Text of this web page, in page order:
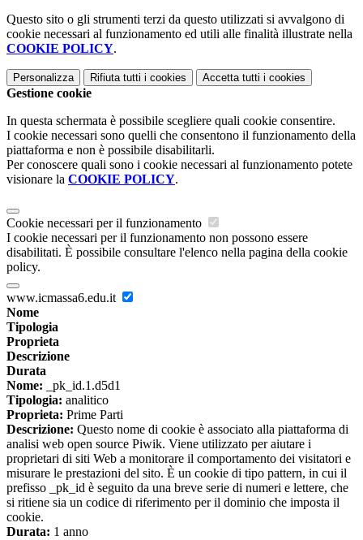
Questo sito o gli strumenti terzi da questo utilizzati si avvalgono di
cookie necessari al funzionamento ed utili alle finalità illustrate nella
COOKIE POLICY.
Personalizza Rifiuta tutti i cookies Accetta tutti i cookies
Gestione cookie
In questa schermata è possibile scegliere quali cookie consentire.
I cookie necessari sono quelli che consentono il funzionamento della
piattaforma e non è possibile disabilitarli.
Per conoscere quali sono i cookie necessari al funzionamento potete
visionare la COOKIE POLICY.
Cookie necessari per il funzionamento
I cookie necessari per il funzionamento non possono essere
disabilitati. È possibile consultare l'elenco nella pagina della cookie
policy.
www.icmassa6.edu.it
Nome
Tipologia
Proprieta
Descrizione
Durata
Nome: _pk_id.1.d5d1
Tipologia: analitico
Proprieta: Prime Parti
Descrizione: Questo nome di cookie è associato alla piattaforma di
analisi web open source Piwik. Viene utilizzato per aiutare i
proprietari di siti Web a monitorare il comportamento dei visitatori e
misurare le prestazioni del sito. È un cookie di tipo pattern, in cui il
prefisso _pk_id è seguito da una breve serie di numeri e lettere, che
si ritiene sia un codice di riferimento per il dominio che imposta il
cookie.
Durata: 1 anno